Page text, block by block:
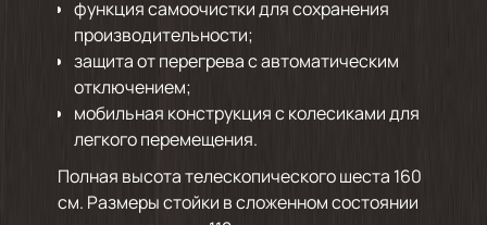
функция самоочистки для сохранения
производительности;
защита от перегрева с автоматическим
отключением;
мобильная конструкция с колесиками для
легкого перемещения.
Полная высота телескопического шеста 160
см. Размеры стойки в сложенном состоянии